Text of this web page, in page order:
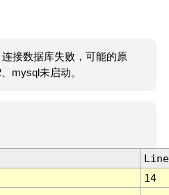
接数据库失败，可能的原
mysql未启动。
Line
14